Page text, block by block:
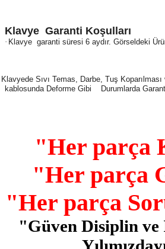
Klavye Garanti Koşulları
· Klavye garanti süresi 6 aydır. Görseldeki
Klavyede Sıvı Temas, Darbe, Tuş Koparılması
kablosunda Deforme Gibi
Durumlarda
"Her parça
"Her parça
"Her parça
"Güven Disiplin